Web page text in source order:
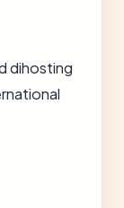
dihosting